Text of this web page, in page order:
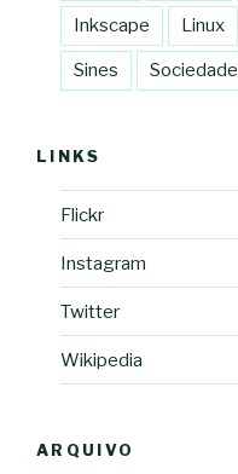
Inkscape Linux
Sines Sociedade
LINKS
Flickr
Instagram
Twitter
Wikipedia
ARQUIVO